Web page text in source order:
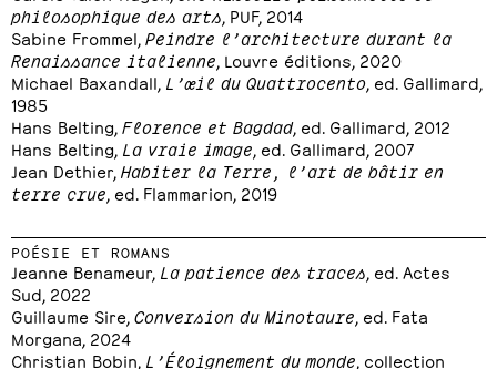
philosophique des arts , PUF, 2014
Sabine Frommel, Peindre l’architecture durant la
Renaissance italienne , Louvre éditions, 2020
Michael Baxandall, L’œil du Quattrocento , ed. Gallimard,
1985
Hans Belting, Florence et Bagdad, ed. Gallimard, 2012
Hans Belting, La vraie image , ed. Gallimard, 2007
Jean Dethier, Habiter la Terre, l’art de bâtir en
terre crue , ed. Flammarion, 2019
POÉSIE ET ROMANS
Jeanne Benameur, La patience des traces , ed. Actes
Sud, 2022
Guillaume Sire, Conversion du Minotaure , ed. Fata
Morgana, 2024
Christian Bobin, L’Éloignement du monde , collection